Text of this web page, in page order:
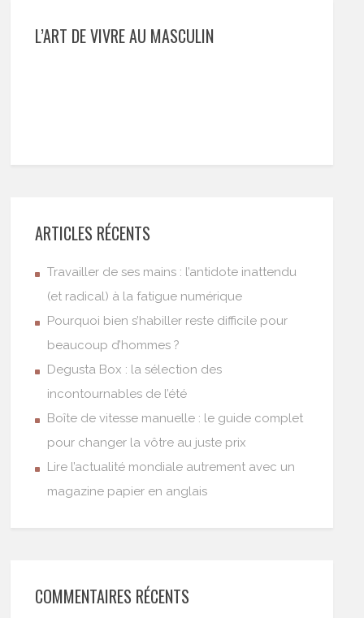
L’ART DE VIVRE AU MASCULIN
ARTICLES RÉCENTS
Travailler de ses mains : l’antidote inattendu
(et radical) à la fatigue numérique
Pourquoi bien s’habiller reste difficile pour
beaucoup d’hommes ?
Degusta Box : la sélection des
incontournables de l’été
Boîte de vitesse manuelle : le guide complet
pour changer la vôtre au juste prix
Lire l’actualité mondiale autrement avec un
magazine papier en anglais
COMMENTAIRES RÉCENTS